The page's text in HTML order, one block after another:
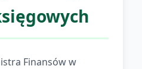
Finansów w